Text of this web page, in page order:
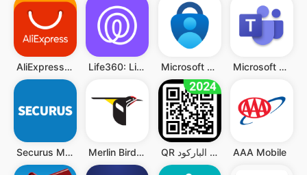
AliExpress:تسوق عبر الإنترنت Life360: Live Location Sharing Microsoft Authenticator Microsoft Teams
Securus Mobile Merlin Bird ID by Cornell Lab QR قارئ رمز - قارئ الباركود QR AAA Mobile